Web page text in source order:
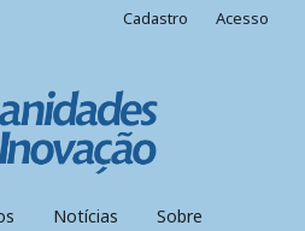
Notícias Sobre
Cadastro Acesso